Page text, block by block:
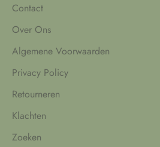
Contact
Over Ons
Algemene Voorwaarden
Privacy Policy
Retourneren
Klachten
Zoeken